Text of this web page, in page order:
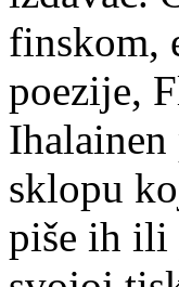
finskom,
poezije,
sklopu
piše ih ili